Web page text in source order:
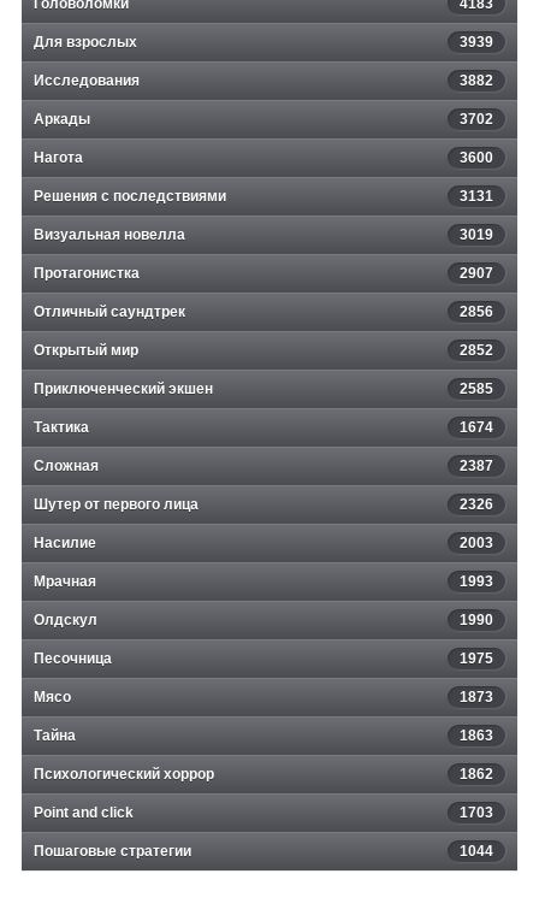
Для взрослых 3939
Исследования 3882
Аркады 3702
Нагота 3600
Решения с последствиями 3131
Визуальная новелла 3019
Протагонистка 2907
Отличный саундтрек 2856
Открытый мир 2852
Приключенческий экшен 2585
Тактика 1674
Сложная 2387
Шутер от первого лица 2326
Насилие 2003
Мрачная 1993
Олдскул 1990
Песочница 1975
Мясо 1873
Тайна 1863
Психологический хоррор 1862
Point and click 1703
Пошаговые стратегии 1044